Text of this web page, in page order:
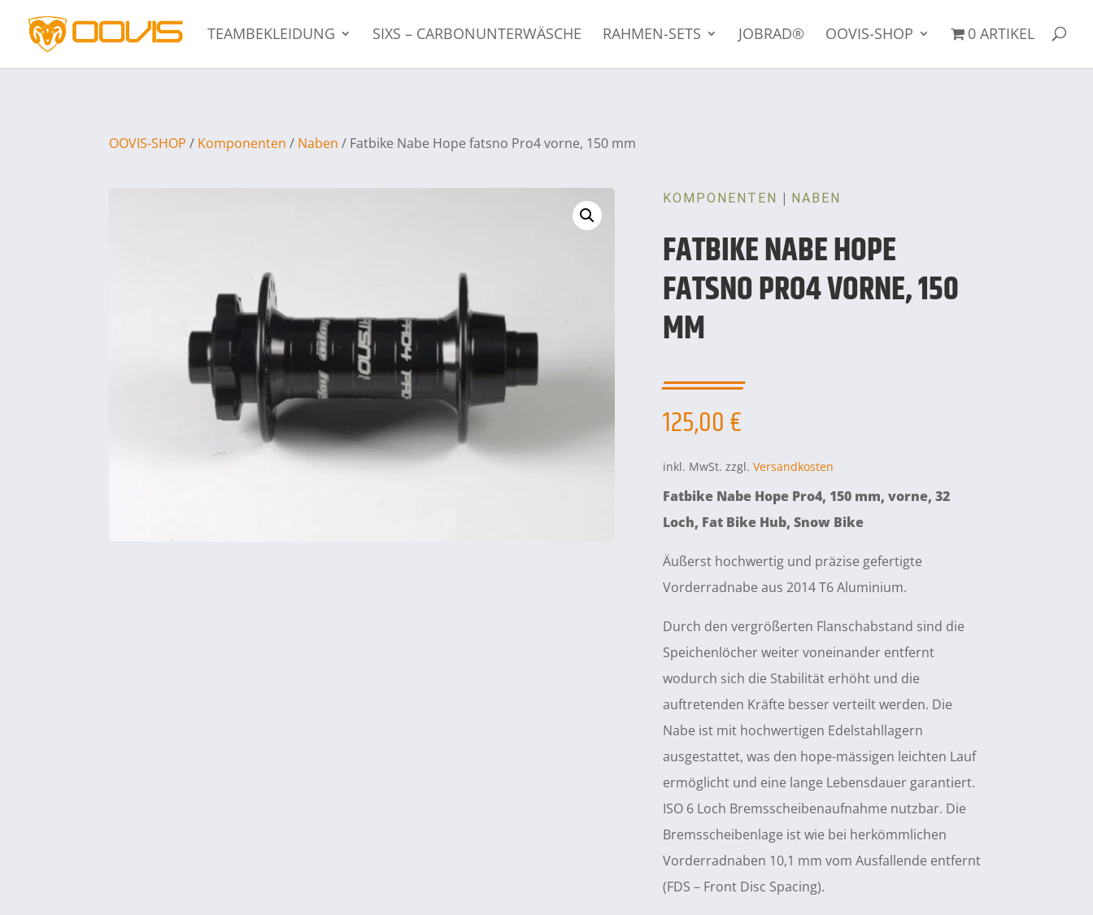
TEAMBEKLEIDUNG SIXS – CARBONUNTERWÄSCHE RAHMEN-SETS JOBRAD® OOVIS-SHOP 0 ARTIKEL
OOVIS-SHOP / Komponenten / Naben / Fatbike Nabe Hope fatsno Pro4 vorne, 150 mm
KOMPONENTEN | NABEN
FATBIKE NABE HOPE
FATSNO PRO4 VORNE, 150
MM
125,00€
inkl. MwSt. zzgl. Versandkosten
Fatbike Nabe Hope Pro4, 150 mm, vorne, 32
Loch, Fat Bike Hub, Snow Bike
Äußerst hochwertig und präzise gefertigte
Vorderradnabe aus 2014 T6 Aluminium.
Durch den vergrößerten Flanschabstand sind die
Speichenlöcher weiter voneinander entfernt
wodurch sich die Stabilität erhöht und die
auftretenden Kräfte besser verteilt werden. Die
Nabe ist mit hochwertigen Edelstahllagern
ausgestattet, was den hope-mässigen leichten Lauf
ermöglicht und eine lange Lebensdauer garantiert.
ISO 6 Loch Bremsscheibenaufnahme nutzbar. Die
Bremsscheibenlage ist wie bei herkömmlichen
Vorderradnaben 10,1 mm vom Ausfallende entfernt
(FDS – Front Disc Spacing).